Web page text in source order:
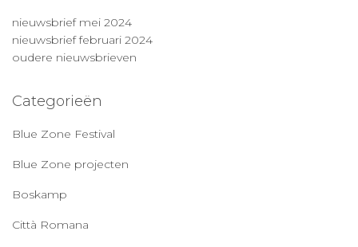
nieuwsbrief mei 2024
nieuwsbrief februari 2024
oudere nieuwsbrieven
Categorieën
Blue Zone Festival
Blue Zone projecten
Boskamp
Città Romana